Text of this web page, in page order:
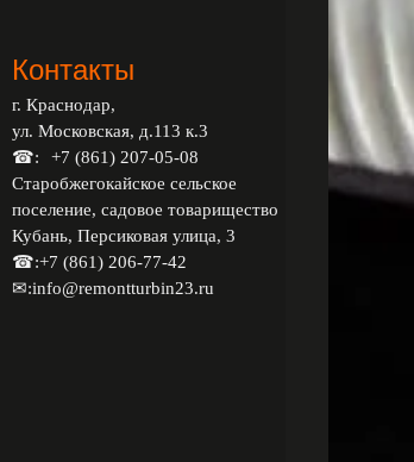
Контакты
г. Краснодар,
ул. Московская, д.113 к.3
☎:
+7 (861) 207-05-08
Старобжегокайское сельское
поселение, садовое товарищество
Кубань, Персиковая улица, 3
☎:+7 (861) 206-77-42
✉:info@remontturbin23.ru